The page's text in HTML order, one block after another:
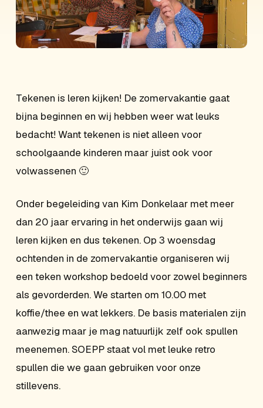
Tekenen is leren kijken! De zomervakantie gaat
bijna beginnen en wij hebben weer wat leuks
bedacht! Want tekenen is niet alleen voor
schoolgaande kinderen maar juist ook voor
volwassenen 🙂
Onder begeleiding van Kim Donkelaar met meer
dan 20 jaar ervaring in het onderwijs gaan wij
leren kijken en dus tekenen. Op 3 woensdag
ochtenden in de zomervakantie organiseren wij
een teken workshop bedoeld voor zowel beginners
als gevorderden. We starten om 10.00 met
koffie/thee en wat lekkers. De basis materialen zijn
aanwezig maar je mag natuurlijk zelf ook spullen
meenemen. SOEPP staat vol met leuke retro
spullen die we gaan gebruiken voor onze
stillevens.